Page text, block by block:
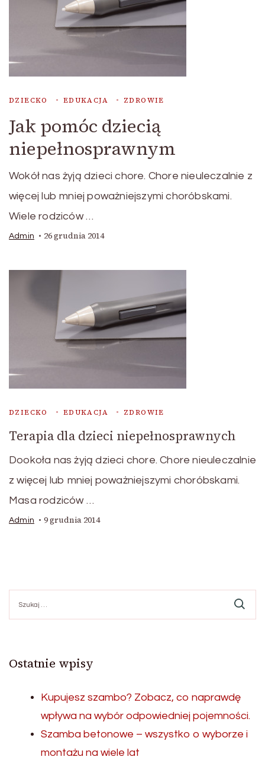
DZIECKO EDUKACJA ZDROWIE
Jak pomóc dziecią
niepełnosprawnym
Wokół nas żyją dzieci chore. Chore nieuleczalnie z
więcej lub mniej poważniejszymi choróbskami.
Wiele rodziców …
Admin 26 grudnia 2014
DZIECKO EDUKACJA ZDROWIE
Terapia dla dzieci niepełnosprawnych
Dookoła nas żyją dzieci chore. Chore nieuleczalnie
z więcej lub mniej poważniejszymi choróbskami.
Masa rodziców …
Admin 9 grudnia 2014
Ostatnie wpisy
Kupujesz szambo? Zobacz, co naprawdę
wpływa na wybór odpowiedniej pojemności.
Szamba betonowe – wszystko o wyborze i
montażu na wiele lat